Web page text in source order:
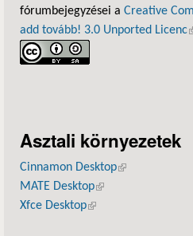
fórumbejegyzései a Creative
add tovább! 3.0 Unported Licenc
Asztali környezetek
Cinnamon Desktop(külső
MATE Desktop(külső hivatkozás)
Xfce Desktop(külső hivatkozás)